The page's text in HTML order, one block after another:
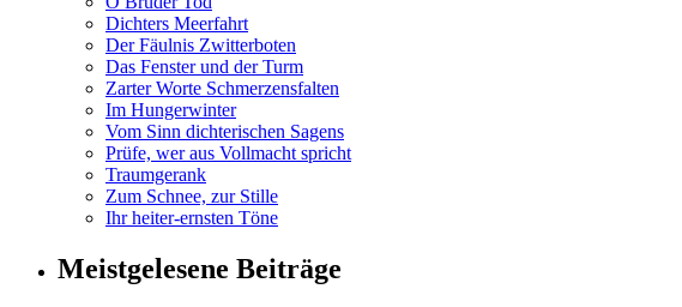
Dichters Meerfahrt
Der Fäulnis Zwitterboten
Das Fenster und der Turm
Zarter Worte Schmerzensfalten
Im Hungerwinter
Vom Sinn dichterischen Sagens
Prüfe, wer aus Vollmacht spricht
Traumgerank
Zum Schnee, zur Stille
Ihr heiter-ernsten Töne
Meistgelesene Beiträge